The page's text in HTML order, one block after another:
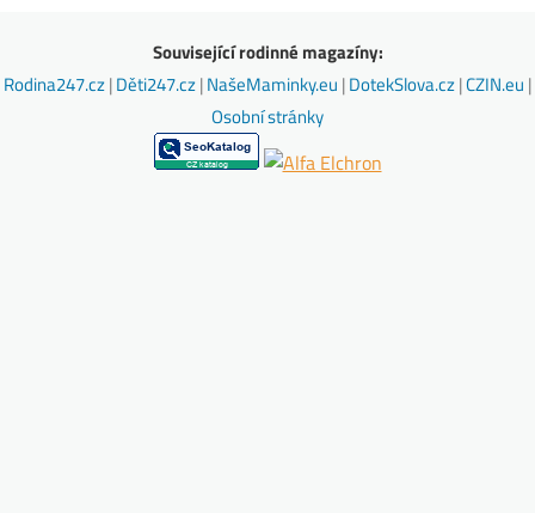
Související rodinné magazíny:
Rodina247.cz|Děti247.cz|NašeMaminky.eu |DotekSlova.cz|CZIN.eu |
Osobní stránky